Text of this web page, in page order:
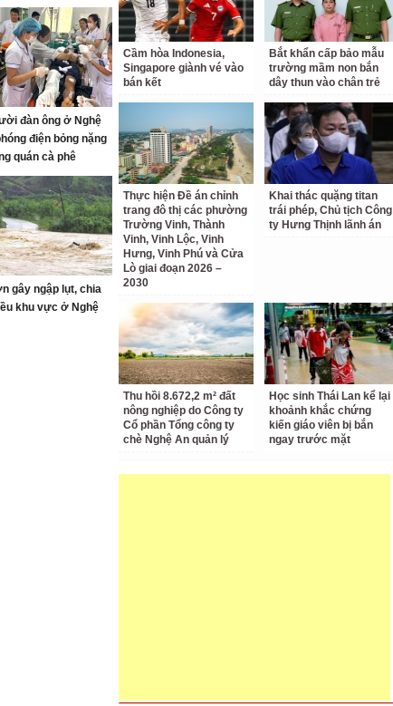
đàn ông ở Nghệ
điện bỏng nặng
quán cà phê
gây ngập lụt, chia
khu vực ở Nghệ
Cầm hòa Indonesia,
Singapore giành vé vào
bán kết
Bắt khẩn cấp bảo mẫu
trường mầm non bắn
dây thun vào chân trẻ
Thực hiện Đề án chỉnh
trang đô thị các phường
Trường Vinh, Thành
Vinh, Vinh Lộc, Vinh
Hưng, Vinh Phú và Cửa
Lò giai đoạn 2026 –
2030
Khai thác quặng titan
trái phép, Chủ tịch Công
ty Hưng Thịnh lãnh án
Thu hồi 8.672,2 m² đất
nông nghiệp do Công ty
Cổ phần Tổng công ty
chè Nghệ An quản lý
Học sinh Thái Lan kể lại
khoảnh khắc chứng
kiến giáo viên bị bắn
ngay trước mặt